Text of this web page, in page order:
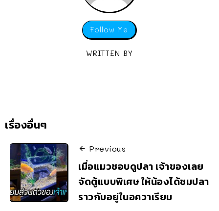
Follow Me
WRITTEN BY
เรื่องอื่นๆ
Previous
เมื่อแมวชอบดูปลา เจ้าของเลย
จัดตู้แบบพิเศษ ให้น้องได้ชมปลา
ราวกับอยู่ในอควาเรียม